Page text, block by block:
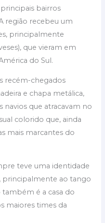
bairros
região recebeu um
principalmente
que vieram em
do Sul.
recém-chegados
e chapa metálica,
navios que atracavam no
colorido que, ainda
mais marcantes do
teve uma identidade
principalmente ao tango
é a casa do
maiores times da